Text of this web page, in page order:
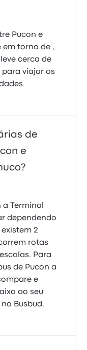
Pucon e
em torno de ,
cerca de
para viajar os
de
e
Terminal
dependendo
2
rotas
Para
de Pucon a
e
ao seu
Busbud.